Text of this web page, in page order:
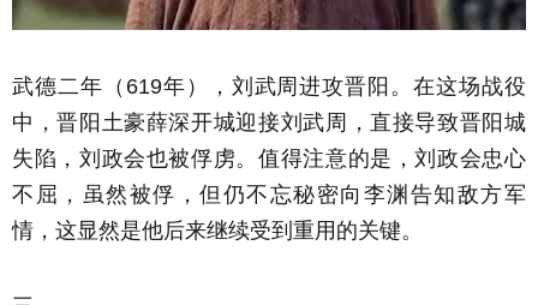
武德二年（619年），刘武周进攻晋阳。在这场战役
中，晋阳土豪薛深开城迎接刘武周，直接导致晋阳城
失陷，刘政会也被俘虏。值得注意的是，刘政会忠心
不屈，虽然被俘，但仍不忘秘密向李渊告知敌方军
情，这显然是他后来继续受到重用的关键。